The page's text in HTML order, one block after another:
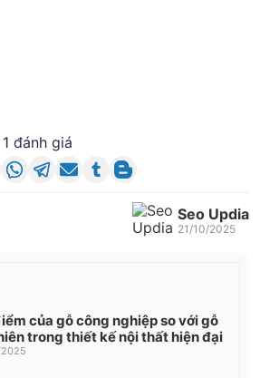
đánh giá
Seo Updia
21/10/2025
của gỗ công nghiệp so với gỗ
trong thiết kế nội thất hiện đại